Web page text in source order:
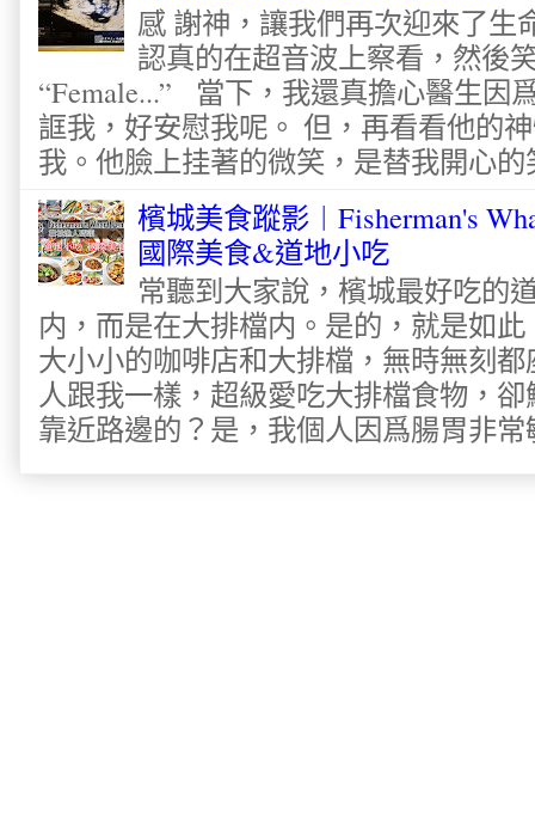
感 謝神，讓我們再次迎來了生
認真的在超音波上察看，然後
“Female...” 當下，我還真擔心醫生因
誆我，好安慰我呢。 但，再看看他的
我。他臉上挂著的微笑，是替我開心的
檳城美食蹤影︱Fisherman's
國際美食&道地小吃
常聽到大家說，檳城最好吃的
内，而是在大排檔内。是的，就是如
大小小的咖啡店和大排檔，無時無刻
人跟我一樣，超級愛吃大排檔食物，
靠近路邊的？是，我個人因爲腸胃非